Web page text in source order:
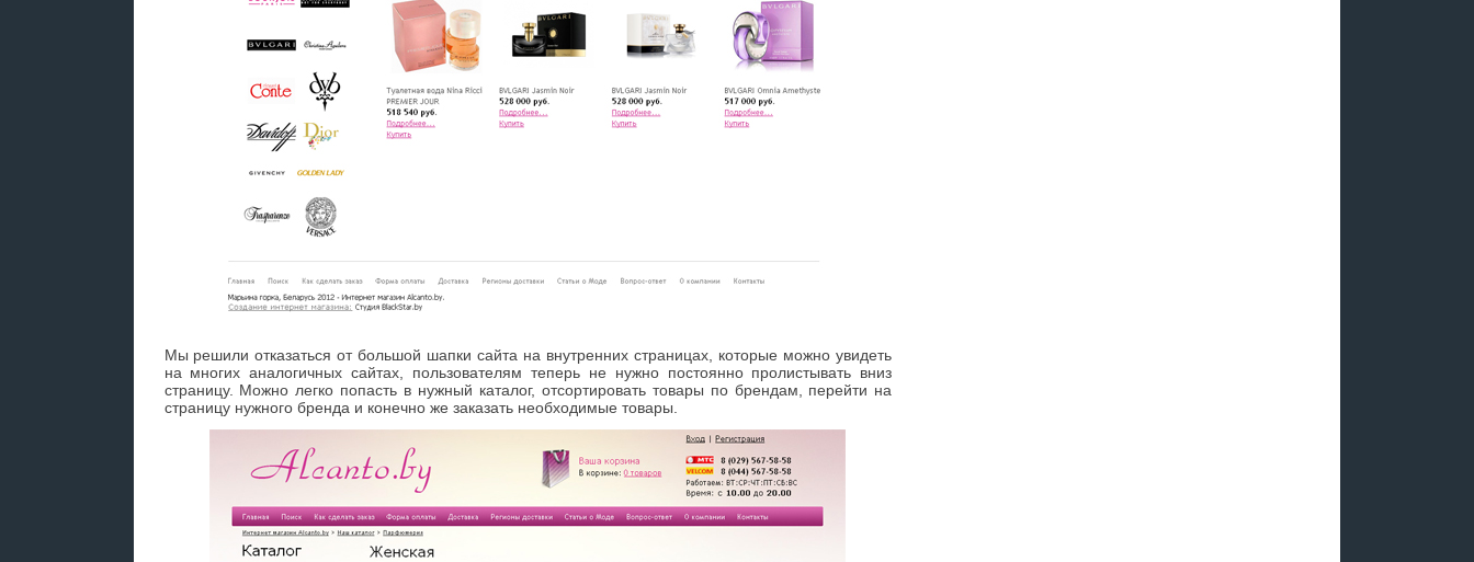
Мы решили отказаться от большой шапки сайта на внутренних страницах, которые можно увидеть
на многих аналогичных сайтах, пользователям теперь не нужно постоянно пролистывать вниз
страницу. Можно легко попасть в нужный каталог, отсортировать товары по брендам, перейти на
страницу нужного бренда и конечно же заказать необходимые товары.